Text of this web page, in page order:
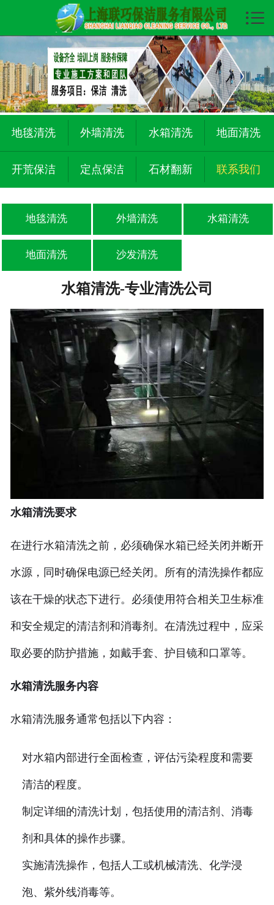
 首页
关于我们
服务项目
保洁展示
清洗展示
翻新展示
服务投标
服务区域
联系我们

地毯清洗 外墙清洗 水箱清洗 地面清洗
开荒保洁 定点保洁 石材翻新 联系我们
地毯清洗 外墙清洗 水箱清洗
地面清洗 沙发清洗
水箱清洗-专业清洗公司
水箱清洗要求
在进行水箱清洗之前，必须确保水箱已经关闭并断开
水源，同时确保电源已经关闭。所有的清洗操作都应
该在干燥的状态下进行。必须使用符合相关卫生标准
和安全规定的清洁剂和消毒剂。在清洗过程中，应采
取必要的防护措施，如戴手套、护目镜和口罩等。
水箱清洗服务内容
水箱清洗服务通常包括以下内容：
对水箱内部进行全面检查，评估污染程度和需要
清洁的程度。
制定详细的清洗计划，包括使用的清洁剂、消毒
剂和具体的操作步骤。
实施清洗操作，包括人工或机械清洗、化学浸
泡、紫外线消毒等。